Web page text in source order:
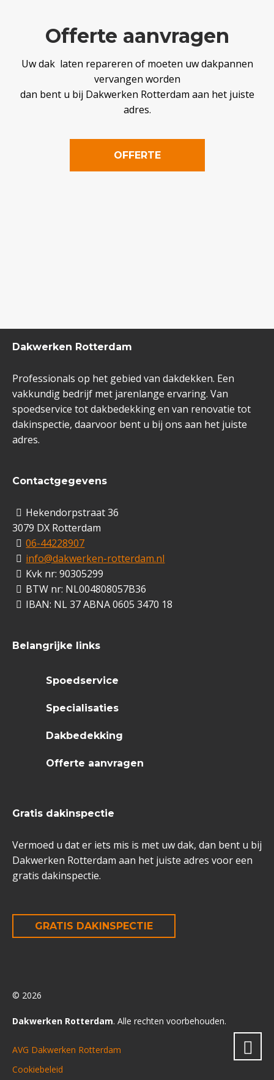
Offerte aanvragen
Uw dak laten repareren of moeten uw dakpannen
vervangen worden
dan bent u bij Dakwerken Rotterdam aan het juiste
adres.
OFFERTE
Dakwerken Rotterdam
Professionals op het gebied van dakdekken. Een
vakkundig bedrijf met jarenlange ervaring. Van
spoedservice tot dakbedekking en van renovatie tot
dakinspectie, daarvoor bent u bij ons aan het juiste
adres.
Contactgegevens
Hekendorpstraat 36
3079 DX Rotterdam
06-44228907
info@dakwerken-rotterdam.nl
Kvk nr: 90305299
BTW nr: NL004808057B36
IBAN: NL 37 ABNA 0605 3470 18
Belangrijke links
Spoedservice
Specialisaties
Dakbedekking
Offerte aanvragen
Gratis dakinspectie
Vermoed u dat er iets mis is met uw dak, dan bent u bij
Dakwerken Rotterdam aan het juiste adres voor een
gratis dakinspectie.
GRATIS DAKINSPECTIE
© 2026
Dakwerken Rotterdam. Alle rechten voorbehouden.
AVG Dakwerken Rotterdam
Cookiebeleid